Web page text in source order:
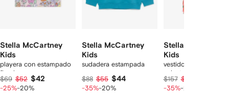
Stella McCartney
Kids
playera con estampado
floral
$69 $52 $42
-25%-20%
Stella McCartney
Kids
sudadera estampada
$88 $55 $44
-35%-20%
Stella McCartney
Kids
vestido estampado
volantes
$157 $99
-35%-20%